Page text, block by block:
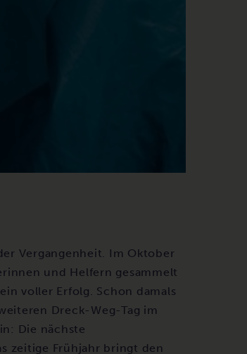
Vergangenheit. Im Oktober
und Helfern gesammelt
voller Erfolg. Schon damals
Dreck-Weg-Tag im
Die nächste
zeitige Frühjahr bringt den